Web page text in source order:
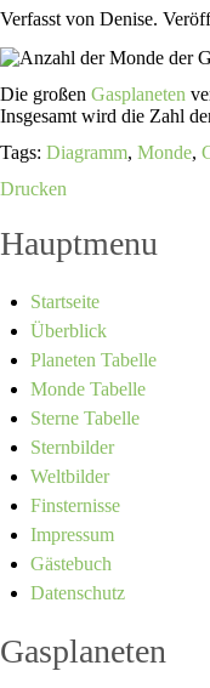
Verfasst von Denise.
Die großen Gasplaneten
Insgesamt wird die Zahl
Tags: Diagramm, Monde,
Drucken
Hauptmenu
Startseite
Überblick
Planeten Tabelle
Monde Tabelle
Sterne Tabelle
Sternbilder
Weltbilder
Finsternisse
Impressum
Gästebuch
Datenschutz
Gasplaneten